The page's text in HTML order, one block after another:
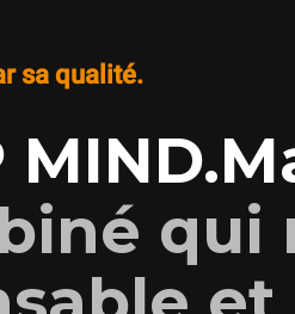
sa qualité.
qui